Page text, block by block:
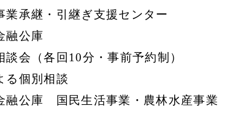
承継・引継ぎ支援センター
融公庫
会（各回10分・事前予約制）
個別相談
融公庫 国民生活事業・農林水産事業